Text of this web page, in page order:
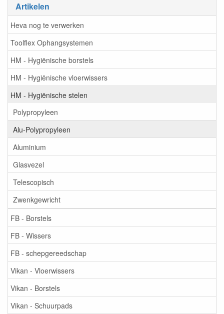
Artikelen
Heva nog te verwerken
Toolflex Ophangsystemen
HM - Hygiënische borstels
HM - Hygiënische vloerwissers
HM - Hygiënische stelen
Polypropyleen
Alu-Polypropyleen
Aluminium
Glasvezel
Telescopisch
Zwenkgewricht
FB - Borstels
FB - Wissers
FB - schepgereedschap
Vikan - Vloerwissers
Vikan - Borstels
Vikan - Schuurpads